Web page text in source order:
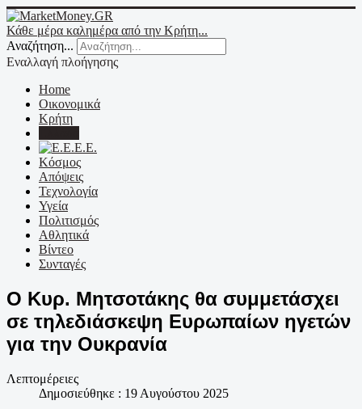
Κάθε μέρα καλημέρα από την Κρήτη...
Αναζήτηση...
Εναλλαγή πλοήγησης
Home
Οικονομικά
Κρήτη
Ε.Ε.
Κόσμος
Απόψεις
Τεχνολογία
Υγεία
Πολιτισμός
Αθλητικά
Βίντεο
Συνταγές
Ο Κυρ. Μητσοτάκης θα συμμετάσχει
σε τηλεδιάσκεψη Ευρωπαίων ηγετών
για την Ουκρανία
Λεπτομέρειες
Δημοσιεύθηκε : 19 Αυγούστου 2025